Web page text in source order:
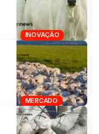
INOVAÇÃO
MERCADO